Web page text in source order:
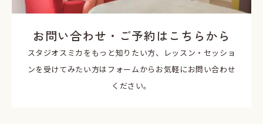
お問い合わせ・ご予約はこちらから
スタジオスミカをもっと知りたい方、レッスン・セッショ
ンを受けてみたい方はフォームからお気軽にお問い合わせ
ください。